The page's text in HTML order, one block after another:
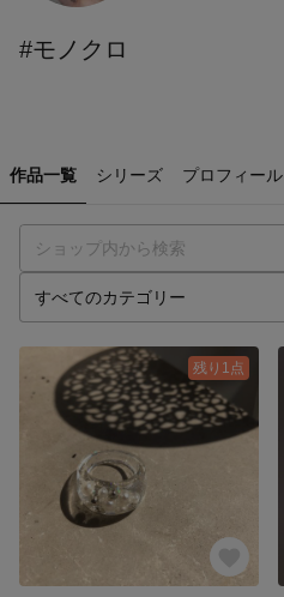
#モノクロ
作品一覧 シリーズ プロフィール
残り1点